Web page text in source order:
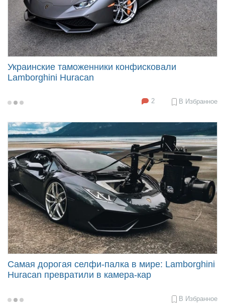
Украинские таможенники конфисковали
Lamborghini Huracan
2018-
17:08
2 В Избранное
Самая дорогая селфи-палка в мире: Lamborghini
Huracan превратили в камера-кар
2018-
В Избранное